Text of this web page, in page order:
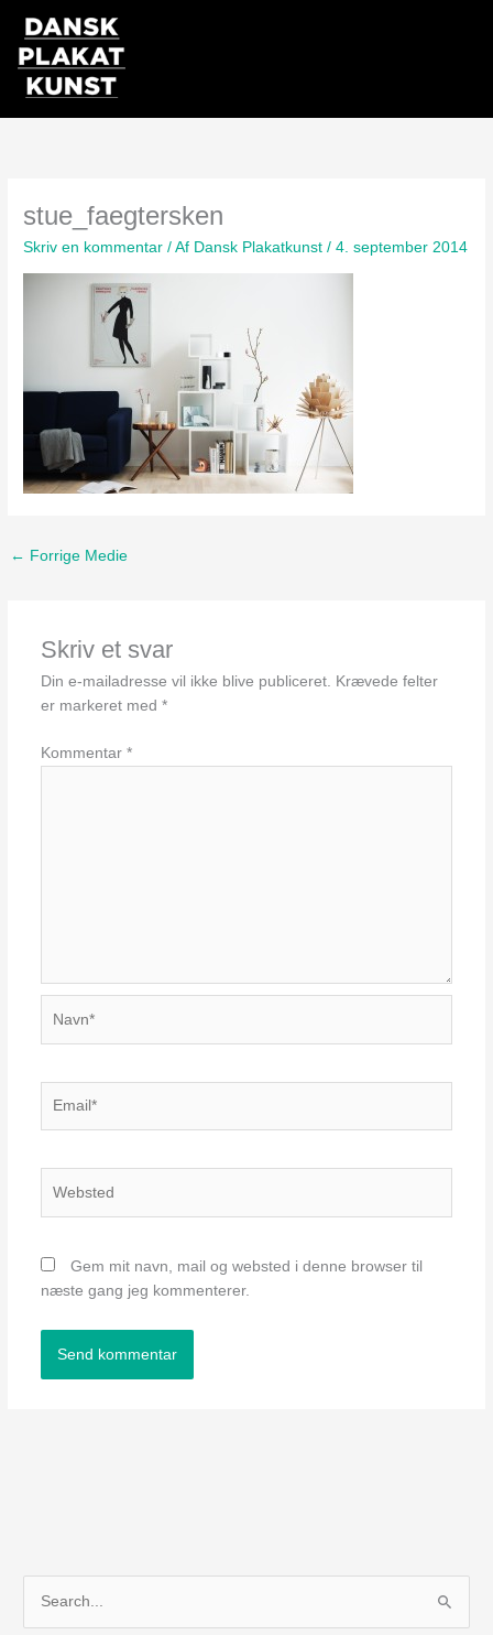
indholdet
stue_faegtersken
Skriv en kommentar / Af Dansk Plakatkunst/4. september 2014
← Forrige Medie
Skriv et svar
Din e-mailadresse vil ikke blive publiceret. Krævede felter
er markeret med *
Kommentar *
Gem mit navn, mail og websted i denne browser til
næste gang jeg kommenterer.